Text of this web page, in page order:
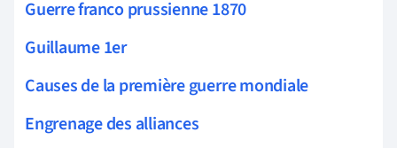
Guerre franco prussienne 1870
Guillaume 1er
Causes de la première guerre mondiale
Engrenage des alliances